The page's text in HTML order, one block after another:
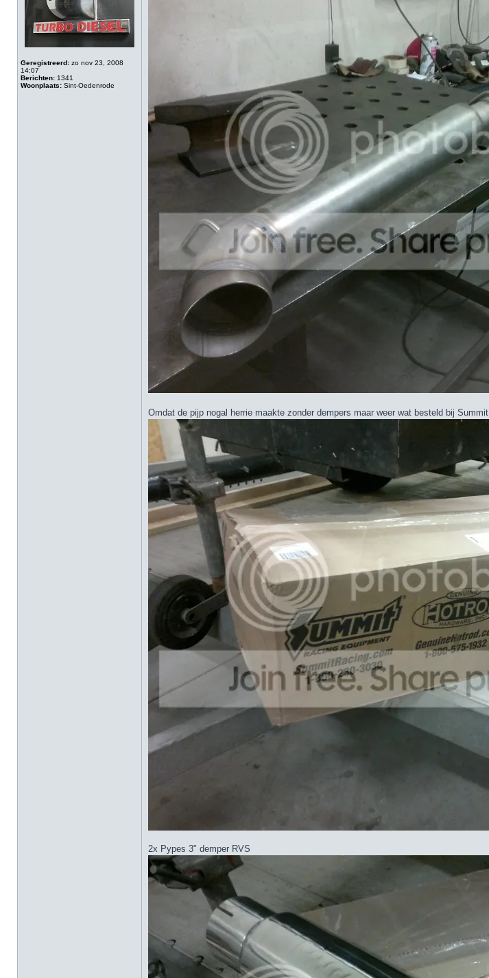
Geregistreerd: zo nov 23, 2008
14:07
Berichten: 1341
Woonplaats: Sint-Oedenrode
Omdat de pijp nogal herrie maakte zonder dempers maar weer wat besteld bij Summit
2x Pypes 3" demper RVS